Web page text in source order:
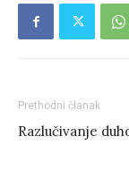
Prethodni članak
Razlučivanje